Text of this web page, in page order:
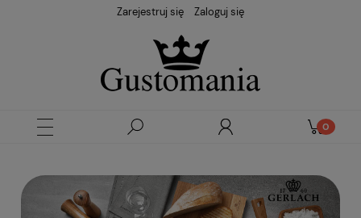
Zarejestruj się Zaloguj się